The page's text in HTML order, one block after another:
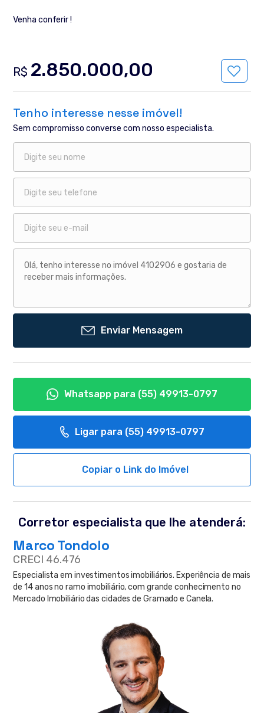
Venha conferir !
R$ 2.850.000,00
Tenho interesse nesse imóvel!
Sem compromisso converse com nosso especialista.
Enviar Mensagem
Whatsapp para (55) 49913-0797
Ligar para (55) 49913-0797
Copiar o Link do Imóvel
Corretor especialista que lhe atenderá:
Marco Tondolo
CRECI 46.476
Especialista em investimentos imobiliários. Experiência de mais
de 14 anos no ramo imobiliário, com grande conhecimento no
Mercado Imobiliário das cidades de Gramado e Canela.